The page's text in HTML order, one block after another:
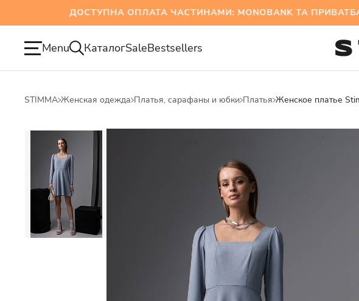
ДОСТУПНА ОПЛАТА ЧАСТИНАМИ: MONOBANK ТА
Menu КаталогSaleBestsellers
STIMMA Женская одежда Платья, сарафаны и юбки Платья Женское платье